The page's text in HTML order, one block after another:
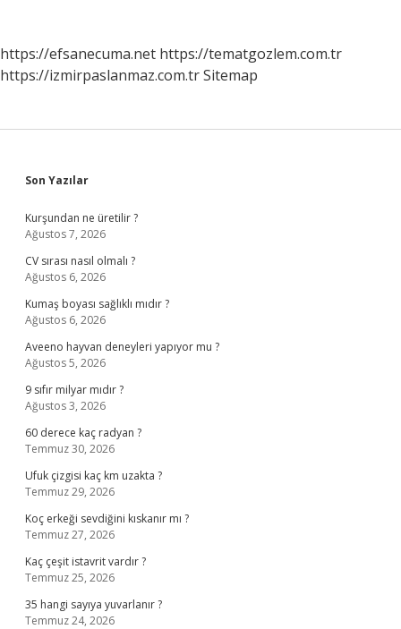
Mi
https://efsanecuma.net https://tematgozlem.com.tr
https://izmirpaslanmaz.com.trSitemap
Sidebar
Son Yazılar
Kurşundan ne üretilir ?
Ağustos 7, 2026
CV sırası nasıl olmalı ?
Ağustos 6, 2026
Kumaş boyası sağlıklı mıdır ?
Ağustos 6, 2026
Aveeno hayvan deneyleri yapıyor mu ?
Ağustos 5, 2026
9 sıfır milyar mıdır ?
Ağustos 3, 2026
60 derece kaç radyan ?
Temmuz 30, 2026
Ufuk çizgisi kaç km uzakta ?
Temmuz 29, 2026
Koç erkeği sevdiğini kıskanır mı ?
Temmuz 27, 2026
Kaç çeşit istavrit vardır ?
Temmuz 25, 2026
35 hangi sayıya yuvarlanır ?
Temmuz 24, 2026